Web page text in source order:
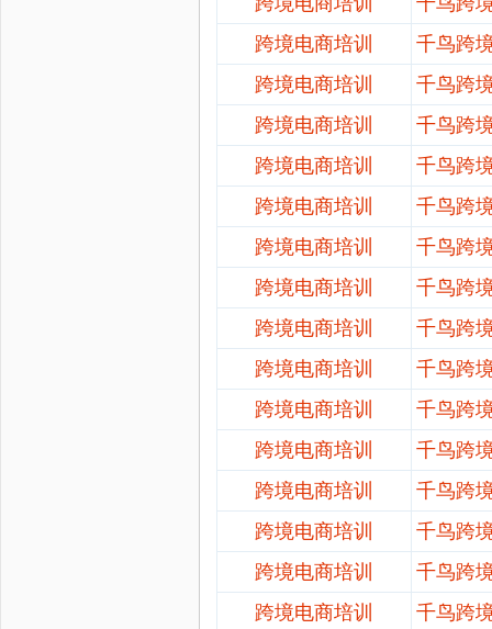
跨境电商培训
千鸟跨
跨境电商培训
千鸟跨
跨境电商培训
千鸟跨
跨境电商培训
千鸟跨
跨境电商培训
千鸟跨
跨境电商培训
千鸟跨
跨境电商培训
千鸟跨
跨境电商培训
千鸟跨
跨境电商培训
千鸟跨
跨境电商培训
千鸟跨
跨境电商培训
千鸟跨
跨境电商培训
千鸟跨
跨境电商培训
千鸟跨
跨境电商培训
千鸟跨
跨境电商培训
千鸟跨